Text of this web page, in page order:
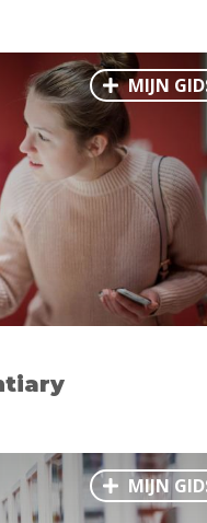
MIJN
MIJN